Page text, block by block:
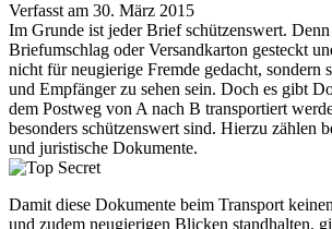
Verfasst am 30. März 2015
Im Grunde ist jeder Brief schützenswert.
Briefumschlag oder Versandkarton gesteckt
nicht für neugierige Fremde gedacht, sondern
und Empfänger zu sehen sein. Doch es gibt
dem Postweg von A nach B transportiert
besonders schützenswert sind. Hierzu zählen
und juristische Dokumente.
Damit diese Dokumente beim Transport
und zudem neugierigen Blicken standhalten,